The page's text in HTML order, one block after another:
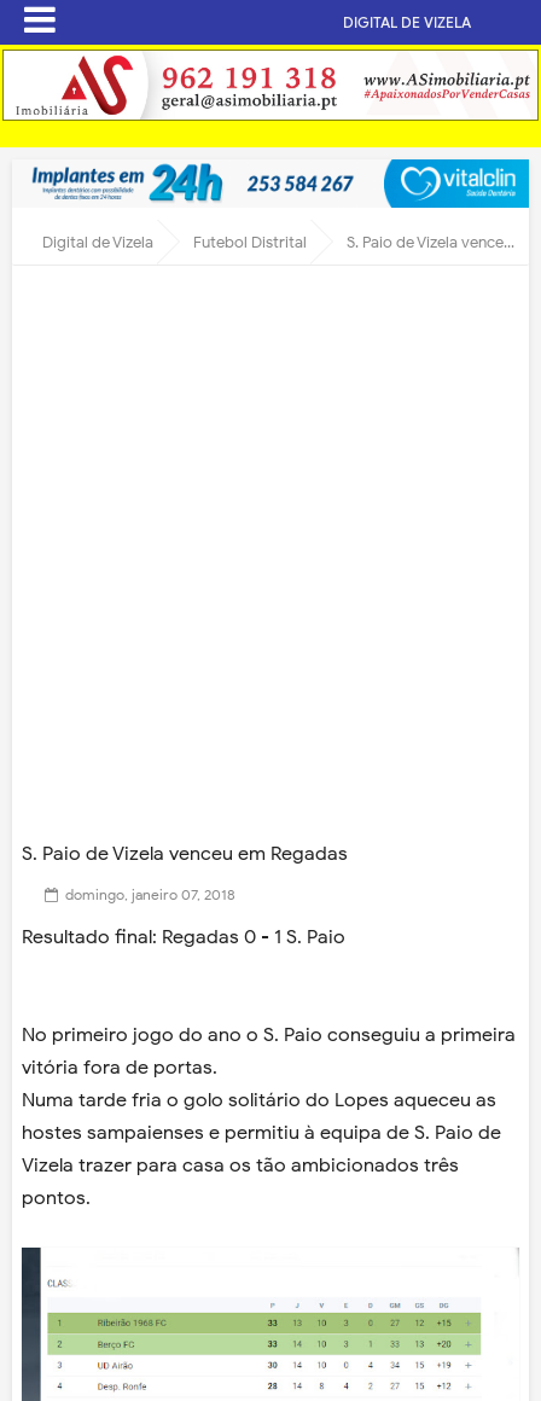
DIGITAL DE VIZELA
Digital de Vizela Futebol Distrital S. Paio de Vizela venceu em Regadas
S. Paio de Vizela venceu em Regadas
domingo, janeiro 07, 2018
Resultado final: Regadas 0 - 1 S. Paio
No primeiro jogo do ano o S. Paio conseguiu a primeira
vitória fora de portas.
Numa tarde fria o golo solitário do Lopes aqueceu as
hostes sampaienses e permitiu à equipa de S. Paio de
Vizela trazer para casa os tão ambicionados três
pontos.